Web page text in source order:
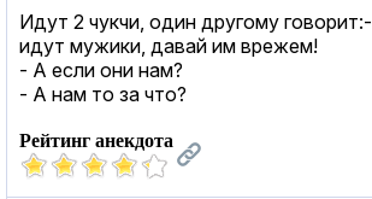
Идут 2 чукчи, один другому
идут мужики, давай им врежeм!
- А если они нам?
- А нам то за что?
Рейтинг анекдота